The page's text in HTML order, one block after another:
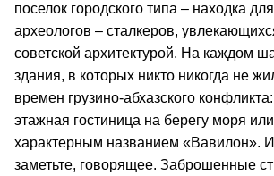
поселок городского типа – находка
археологов – сталкеров,
советской архитектурой. На каждом
здания, в которых никто никогда не
времен грузино-абхазского
этажная гостиница на берегу моря
характерным названием «Вавилон».
заметьте, говорящее. Заброшенные